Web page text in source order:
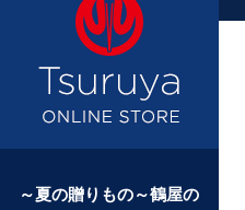
～夏の贈りもの～鶴屋の